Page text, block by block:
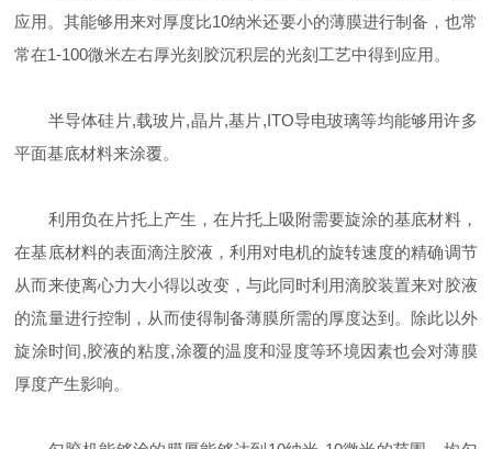
应用。其能够用来对厚度比10纳米还要小的薄膜进行制备，也常
常在1-100微米左右厚光刻胶沉积层的光刻工艺中得到应用。
半导体硅片,载玻片,晶片,基片,ITO导电玻璃等均能够用许多
平面基底材料来涂覆。
利用负在片托上产生，在片托上吸附需要旋涂的基底材料，
在基底材料的表面滴注胶液，利用对电机的旋转速度的精确调节
从而来使离心力大小得以改变，与此同时利用滴胶装置来对胶液
的流量进行控制，从而使得制备薄膜所需的厚度达到。除此以外
旋涂时间,胶液的粘度,涂覆的温度和湿度等环境因素也会对薄膜
厚度产生影响。